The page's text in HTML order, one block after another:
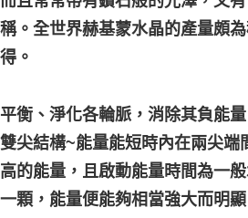
稱。全世界赫基蒙水晶的產量頗
得。
平衡、淨化各輪脈，消除其負能量
雙尖結構~能量能短時內在兩尖端
高的能量，且啟動能量時間為一
一顆，能量便能夠相當強大而明顯